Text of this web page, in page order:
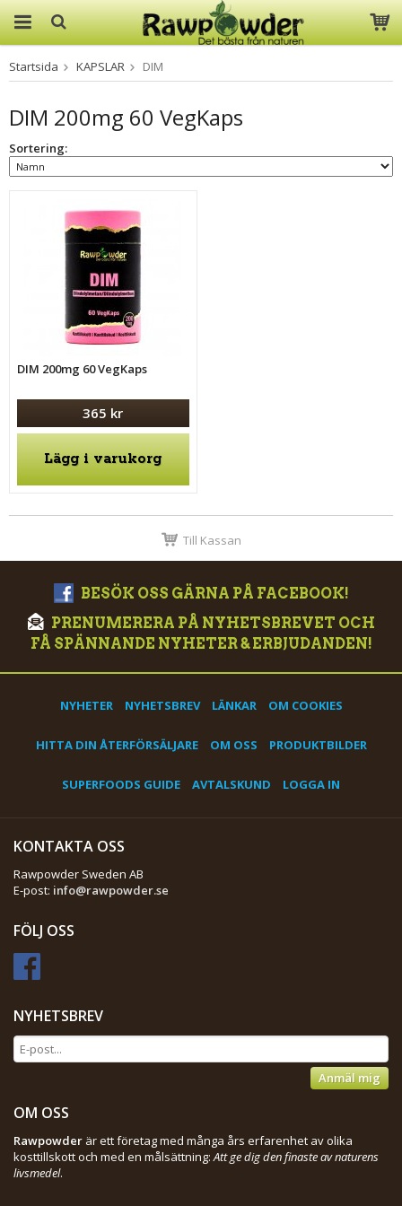
Produkten har blivit tillagd i
varukorgen
Startsida KAPSLAR DIM
DIM 200mg 60 VegKaps
Sortering:
DIM 200mg 60 VegKaps
365 kr
Lägg i varukorg
Till Kassan
BESÖK OSS GÄRNA PÅ FACEBOOK!
PRENUMERERA PÅ NYHETSBREVET OCH
FÅ SPÄNNANDE NYHETER & ERBJUDANDEN!
NYHETER NYHETSBREV LÄNKAR OM COOKIES
HITTA DIN ÅTERFÖRSÄLJARE OM OSS PRODUKTBILDER
SUPERFOODS GUIDE AVTALSKUND LOGGA IN
KONTAKTA OSS
Rawpowder Sweden AB
E-post: info@rawpowder.se
FÖLJ OSS
NYHETSBREV
Anmäl mig
OM OSS
Rawpowder är ett företag med många års erfarenhet av olika
kosttillskott och med en målsättning:Att ge dig den finaste av naturens
livsmedel.